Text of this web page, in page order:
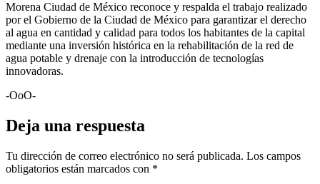
Morena Ciudad de México reconoce y respalda el trabajo realizado
por el Gobierno de la Ciudad de México para garantizar el derecho
al agua en cantidad y calidad para todos los habitantes de la capital
mediante una inversión histórica en la rehabilitación de la red de
agua potable y drenaje con la introducción de tecnologías
innovadoras.
-OoO-
Deja una respuesta
Tu dirección de correo electrónico no será publicada. Los campos
obligatorios están marcados con *